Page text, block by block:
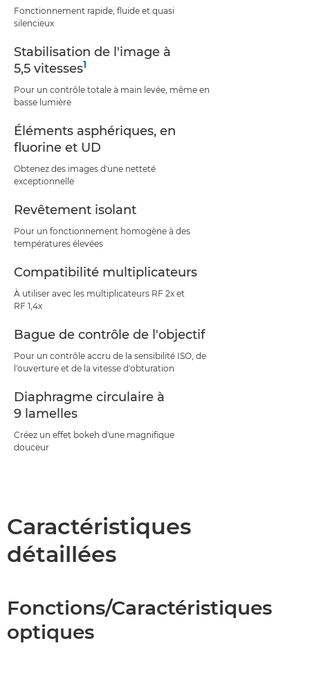
Fonctionnement rapide, fluide et quasi
silencieux
Stabilisation de l'image à
5,5 vitesses1
Pour un contrôle totale à main levée, même en
basse lumière
Éléments asphériques, en
fluorine et UD
Obtenez des images d'une netteté
exceptionnelle
Revêtement isolant
Pour un fonctionnement homogène à des
températures élevées
Compatibilité multiplicateurs
À utiliser avec les multiplicateurs RF 2x et
RF 1,4x
Bague de contrôle de l'objectif
Pour un contrôle accru de la sensibilité ISO, de
l'ouverture et de la vitesse d'obturation
Diaphragme circulaire à
9 lamelles
Créez un effet bokeh d'une magnifique
douceur
Caractéristiques
détaillées
Fonctions/Caractéristiques
optiques